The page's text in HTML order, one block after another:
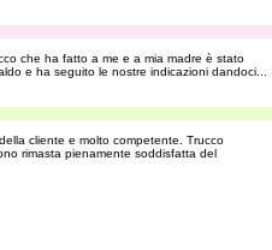
che ha fatto a me e a mia madre è stato
e ha seguito le nostre indicazioni dandoci...
cliente e molto competente. Trucco
rimasta pienamente soddisfatta del